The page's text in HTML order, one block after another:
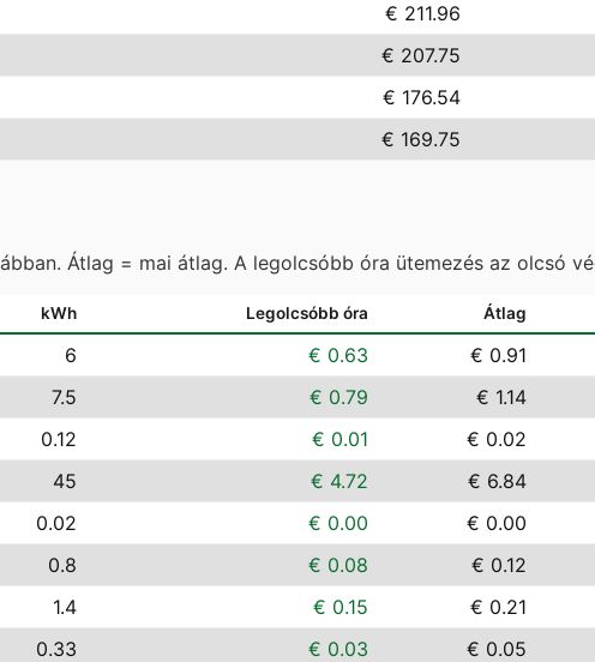
€ 211.96
€ 207.75
€ 176.54
€ 169.75
Átlag = mai átlag. A legolcsóbb óra ütemezés az olcsó
kWh Legolcsóbb óra Átlag
6 € 0.63 € 0.91
7.5 € 0.79 € 1.14
0.12 € 0.01 € 0.02
45 € 4.72 € 6.84
0.02 € 0.00 € 0.00
0.8 € 0.08 € 0.12
1.4 € 0.15 € 0.21
0.33 € 0.03 € 0.05